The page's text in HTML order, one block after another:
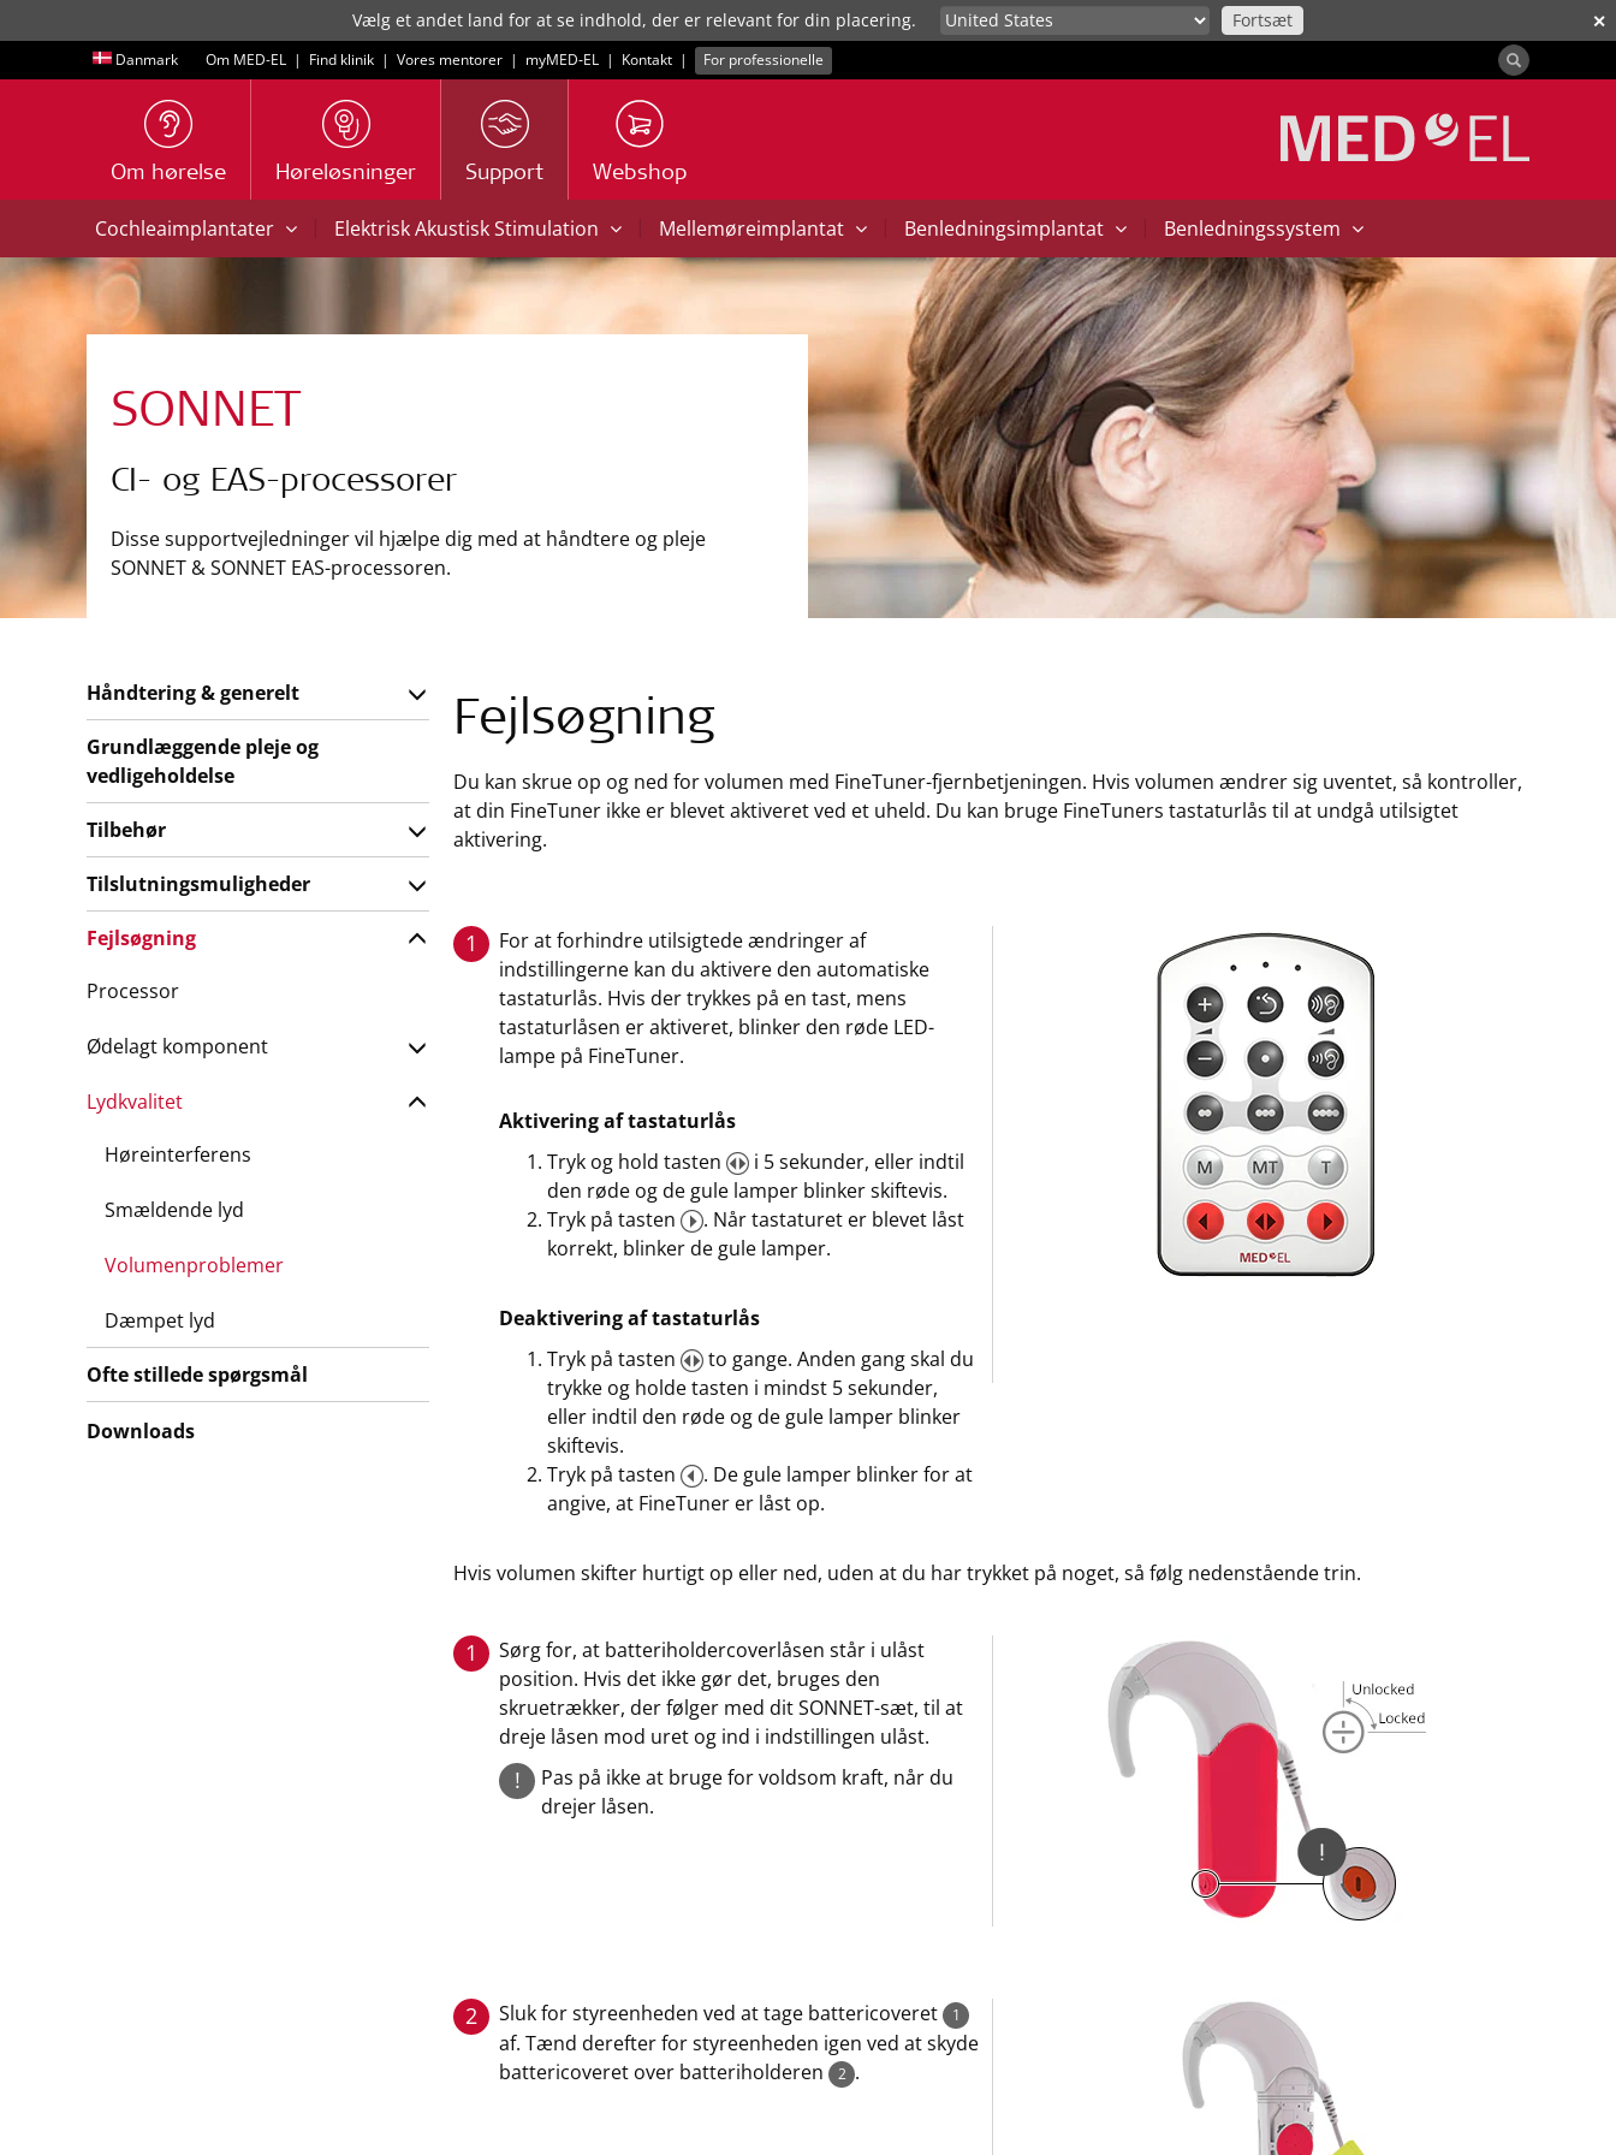
✕
Vælg et andet land for at se indhold, der er relevant for din placering. Fortsæt
Danmark Om MED-EL | Find klinik | Vores mentorer | myMED‑EL | Kontakt | For professionelle
Om hørelse Høreløsninger Support Webshop
Cochleaimplantater | Elektrisk Akustisk Stimulation | Mellemøreimplantat | Benledningsimplantat | Benledningssystem
SONNET
CI- og EAS-processorer
Disse supportvejledninger vil hjælpe dig med at håndtere og pleje
SONNET & SONNET EAS-processoren.
Fejlsøgning
Du kan skrue op og ned for volumen med FineTuner-fjernbetjeningen. Hvis volumen ændrer sig uventet, så kontroller,
at din FineTuner ikke er blevet aktiveret ved et uheld. Du kan bruge FineTuners tastaturlås til at undgå utilsigtet
aktivering.
1
For at forhindre utilsigtede ændringer af
indstillingerne kan du aktivere den automatiske
tastaturlås. Hvis der trykkes på en tast, mens
tastaturlåsen er aktiveret, blinker den røde LED-
lampe på FineTuner.
Aktivering af tastaturlås
Tryk og hold tasten
i 5 sekunder, eller indtil
den røde og de gule lamper blinker skiftevis.
Tryk på tasten
. Når tastaturet er blevet låst
korrekt, blinker de gule lamper.
Deaktivering af tastaturlås
Tryk på tasten
to gange. Anden gang skal du
trykke og holde tasten i mindst 5 sekunder,
eller indtil den røde og de gule lamper blinker
skiftevis.
Tryk på tasten
. De gule lamper blinker for at
angive, at FineTuner er låst op.
Hvis volumen skifter hurtigt op eller ned, uden at du har trykket på noget, så følg nedenstående trin.
1
Sørg for, at batteriholdercoverlåsen står i ulåst
position. Hvis det ikke gør det, bruges den
skruetrækker, der følger med dit SONNET-sæt, til at
dreje låsen mod uret og ind i indstillingen ulåst.
!
Pas på ikke at bruge for voldsom kraft, når du
drejer låsen.
2 Sluk for styreenheden ved at tage battericoveret 1
af. Tænd derefter for styreenheden igen ved at skyde
battericoveret over batteriholderen 2 .
Håndtering & generelt
Grundlæggende pleje og
vedligeholdelse
Tilbehør
Tilslutningsmuligheder
Fejlsøgning
Processor
Ødelagt komponent
Lydkvalitet
Høreinterferens
Smældende lyd
Volumenproblemer
Dæmpet lyd
Ofte stillede spørgsmål
Downloads